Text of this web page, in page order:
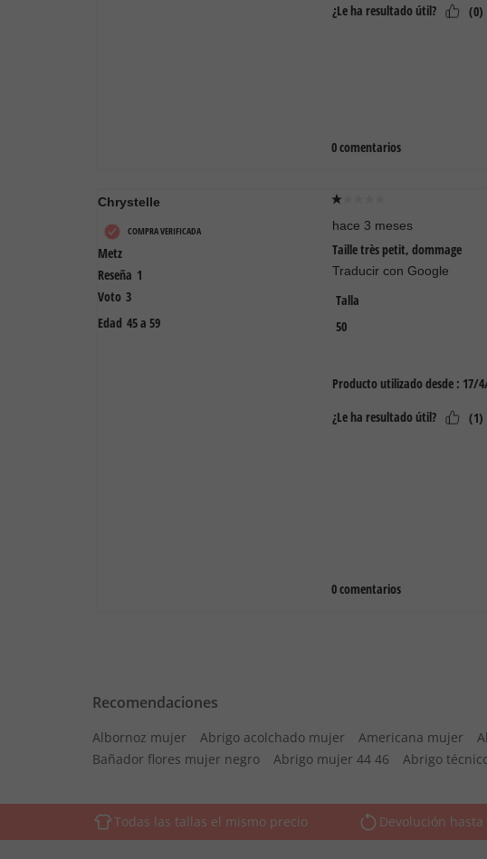
Recomendaciones
Albornoz mujer Abrigo acolchado mujer Americana mujer
Bañador flores mujer negro
Abrigo mujer 44 46 Abrigo
Todas las tallas el mismo precio Devolución hasta